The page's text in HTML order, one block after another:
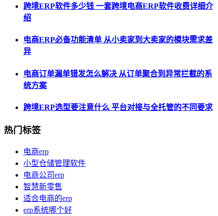
跨境ERP软件多少钱 一套跨境电商ERP软件收费详细介
绍
电商ERP必备功能清单 从小卖家到大卖家的模块需求差
异
电商订单漏单错发怎么解决 从订单聚合到异常拦截的系
统方案
跨境ERP选型要注意什么 平台对接与全托管的不同要求
热门标签
电商erp
小型仓储管理软件
电商公司erp
智慧新零售
适合电商的erp
erp系统哪个好